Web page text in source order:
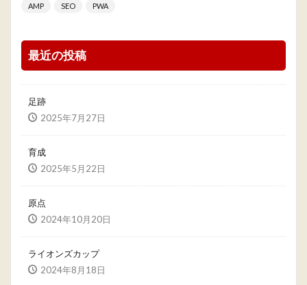
AMP SEO PWA
最近の投稿
足跡
2025年7月27日
育成
2025年5月22日
原点
2024年10月20日
ライオンズカップ
2024年8月18日